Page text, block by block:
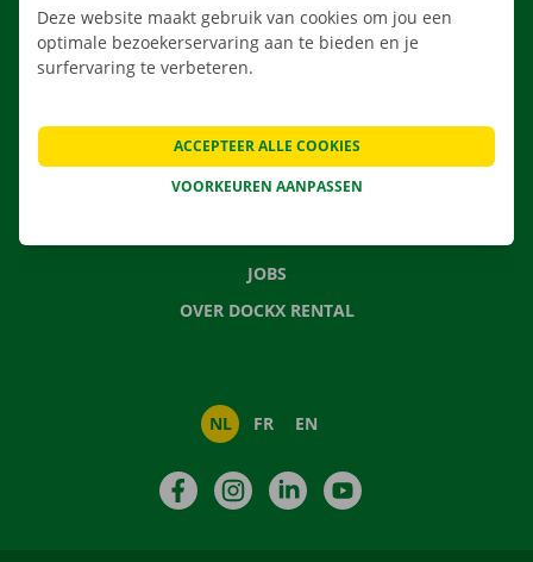
VERHUISOPLOSSINGEN
CONTACTEER ONS
VEELGESTELDE VRAGEN
NIEUWS
JOBS
OVER DOCKX RENTAL
NL FR EN
FacebookInstagramLinkedIn
Deze website maakt gebruik van cookies om jou een
optimale bezoekerservaring aan te bieden en je
surfervaring te verbeteren.
VOORKEUREN AANPASSEN
ACCEPTEER ALLE COOKIES